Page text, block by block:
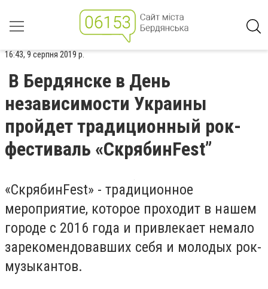
16:43, 9 серпня 2019 р.
В Бердянске в День
независимости Украины
пройдет традиционный рок-
фестиваль «СкрябинFest”
«СкрябинFest» - традиционное
мероприятие, которое проходит в нашем
городе с 2016 года и привлекает немало
зарекомендовавших себя и молодых рок-
музыкантов.